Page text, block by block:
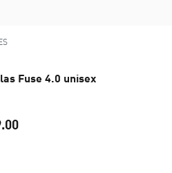
Fuse 4.0 unisex